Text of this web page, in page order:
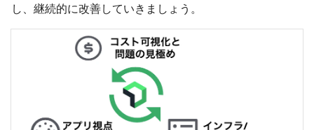
し、継続的に改善していきましょう。